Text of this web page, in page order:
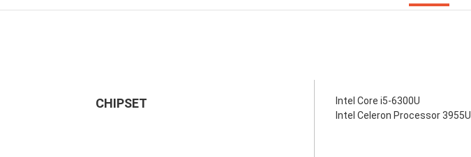
CHIPSET
Intel Core i5-6300U
Intel Celeron Processor 3955U